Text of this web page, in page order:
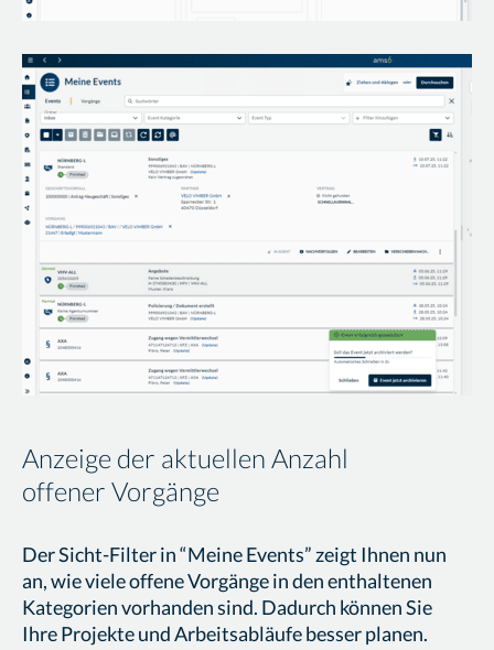
Anzeige der aktuellen Anzahl
offener Vorgänge
Der Sicht-Filter in “Meine Events” zeigt Ihnen nun
an, wie viele offene Vorgänge in den enthaltenen
Kategorien vorhanden sind. Dadurch können Sie
Ihre Projekte und Arbeitsabläufe besser planen.